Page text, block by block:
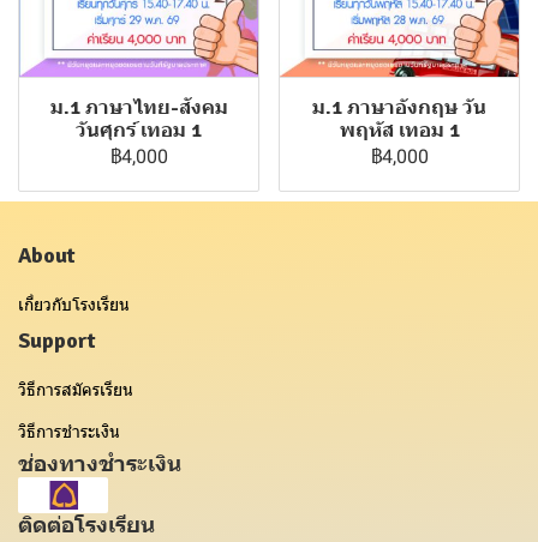
ม.1 ภาษาไทย-สังคม
วันศุกร์ เทอม 1
฿4,000
ม.1 ภาษาอังกฤษ วัน
พฤหัส เทอม 1
฿4,000
About
เกี่ยวกับโรงเรียน
Support
วิธีการสมัครเรียน
วิธีการชำระเงิน
ช่องทางชำระเงิน
ติดต่อโรงเรียน